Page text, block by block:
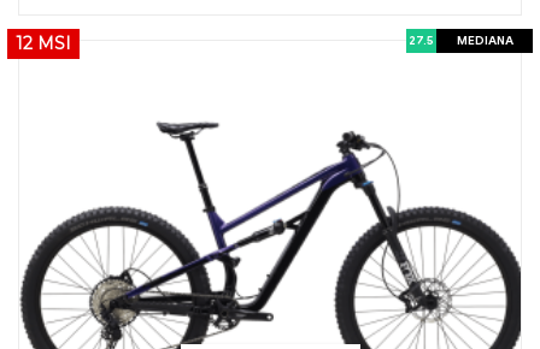
12 MSI 27.5 MEDIANA